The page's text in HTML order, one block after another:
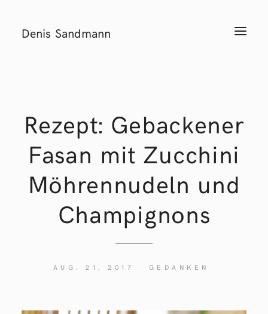
T
g
Denis Sandmann
Rezept: Gebackener
Fasan mit Zucchini
Möhrennudeln und
Champignons
AUG. 21, 2017 GEDANKEN